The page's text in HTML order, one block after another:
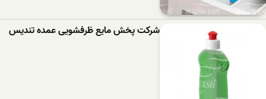
شرکت پخش مایع ظرفشویی عمده تندیس